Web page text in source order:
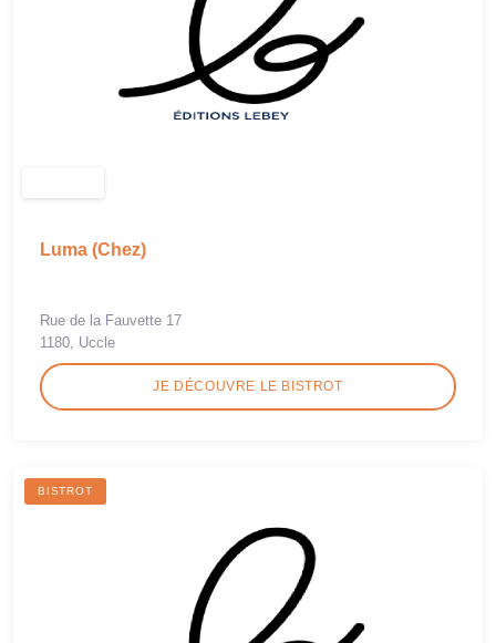
Luma (Chez)
Rue de la Fauvette 17
1180, Uccle
JE DÉCOUVRE LE BISTROT
BISTROT